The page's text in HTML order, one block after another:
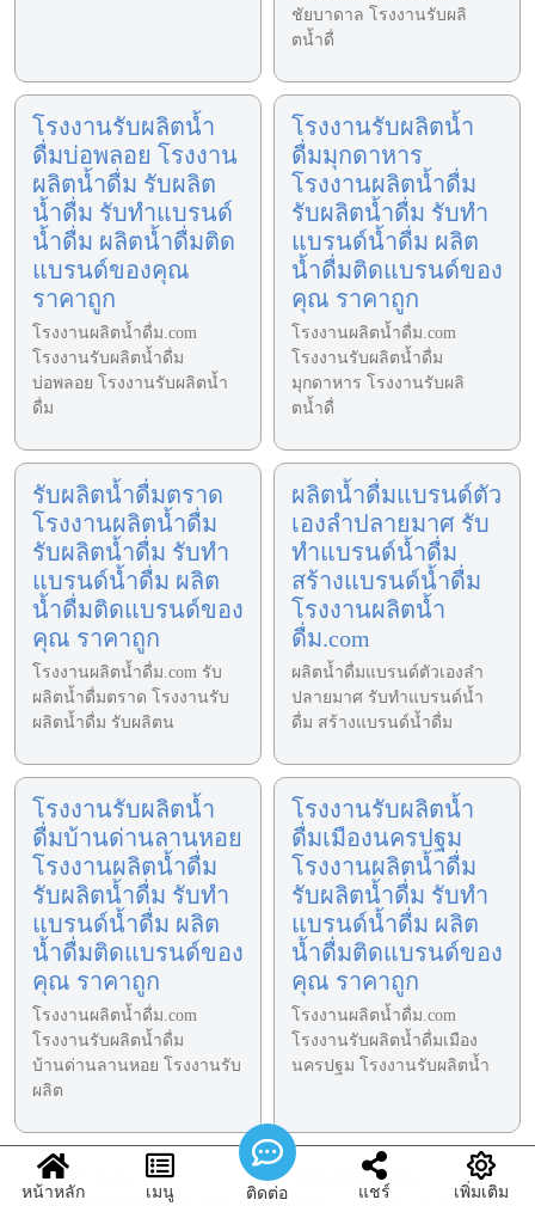
ชัยบาดาล โรงงานรับผลิ
ตน้ำดื่
โรงงานรับผลิตน้ำ
ดื่มบ่อพลอย โรงงาน
ผลิตน้ำดื่ม รับผลิต
น้ำดื่ม รับทำแบรนด์
น้ำดื่ม ผลิตน้ำดื่มติด
แบรนด์ของคุณ
ราคาถูก
โรงงานผลิตน้ำดื่ม.com
โรงงานรับผลิตน้ำดื่ม
บ่อพลอย โรงงานรับผลิตน้ำ
ดื่ม
โรงงานรับผลิตน้ำ
ดื่มมุกดาหาร
โรงงานผลิตน้ำดื่ม
รับผลิตน้ำดื่ม รับทำ
แบรนด์น้ำดื่ม ผลิต
น้ำดื่มติดแบรนด์ของ
คุณ ราคาถูก
โรงงานผลิตน้ำดื่ม.com
โรงงานรับผลิตน้ำดื่ม
มุกดาหาร โรงงานรับผลิ
ตน้ำดื่
รับผลิตน้ำดื่มตราด
โรงงานผลิตน้ำดื่ม
รับผลิตน้ำดื่ม รับทำ
แบรนด์น้ำดื่ม ผลิต
น้ำดื่มติดแบรนด์ของ
คุณ ราคาถูก
โรงงานผลิตน้ำดื่ม.com รับ
ผลิตน้ำดื่มตราด โรงงานรับ
ผลิตน้ำดื่ม รับผลิตน
ผลิตน้ำดื่มแบรนด์ตัว
เองลำปลายมาศ รับ
ทำแบรนด์น้ำดื่ม
สร้างแบรนด์น้ำดื่ม
โรงงานผลิตน้ำ
ดื่ม.com
ผลิตน้ำดื่มแบรนด์ตัวเองลำ
ปลายมาศ รับทำแบรนด์น้ำ
ดื่ม สร้างแบรนด์น้ำดื่ม
โรงงานรับผลิตน้ำ
ดื่มบ้านด่านลานหอย
โรงงานผลิตน้ำดื่ม
รับผลิตน้ำดื่ม รับทำ
แบรนด์น้ำดื่ม ผลิต
น้ำดื่มติดแบรนด์ของ
คุณ ราคาถูก
โรงงานผลิตน้ำดื่ม.com
โรงงานรับผลิตน้ำดื่ม
บ้านด่านลานหอย โรงงานรับ
ผลิต
โรงงานรับผลิตน้ำ
ดื่มเมืองนครปฐม
โรงงานผลิตน้ำดื่ม
รับผลิตน้ำดื่ม รับทำ
แบรนด์น้ำดื่ม ผลิต
น้ำดื่มติดแบรนด์ของ
คุณ ราคาถูก
โรงงานผลิตน้ำดื่ม.com
โรงงานรับผลิตน้ำดื่มเมือง
นครปฐม โรงงานรับผลิตน้ำ
โรงงานน้ำดื่ม
รับผลิตน้ำดื่ม
หน้าหลัก เมนู ติดต่อ แชร์ เพิ่มเติม